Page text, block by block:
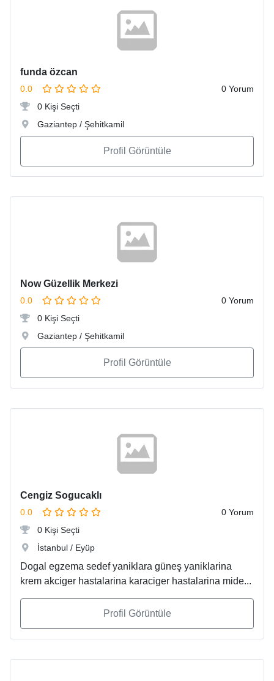
funda özcan
0.0
0 Yorum
0 Kişi Seçti
Gaziantep / Şehitkamil
Profil Görüntüle
Now Güzellik Merkezi
0.0
0 Yorum
0 Kişi Seçti
Gaziantep / Şehitkamil
Profil Görüntüle
Cengiz Sogucaklı
0.0
0 Yorum
0 Kişi Seçti
İstanbul / Eyüp
Dogal egzema sedef yaniklara güneş yaniklarina
krem akciger hastalarina karaciger hastalarina mide...
Profil Görüntüle